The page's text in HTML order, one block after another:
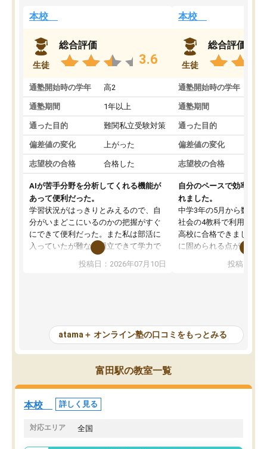
本校
生徒
総合評価
3.6
通塾開始時の学年 高2
通塾期間 1年以上
通った目的 難関私立受験対策
偏差値の変化 上がった
志望校の合格 合格した
AIが苦手分野を分析してくれる機能が
あって便利だった。
学習状況がはっきりとみえるので、自
分がいまどこにいるのかの把握がすぐ
にできて便利だった。また私は部活に
入っていたが難なく両立できて学力で
も部活でも結果を残すことができてよ
かった。また問題演習の際に、自分が
が、自分で自分の管理ができない人に
とっては難しい部分もあるのではない
かと思った。
投稿日：2026年07月10日
本校
生徒
総合評価
通塾開始時の学年
通塾期間
通った目的
偏差値の変化
志望校の合格
自分のペースで効率よく
れました。
中学3年の5月から数学・
社会の4教科で利用し、
高校に合格できました。
に固められる点が魅力で
項目のおかげで、手軽
元数が可視化されるので
しながら意欲的に取り組
常に効果を実感している
すめできる塾です。
投稿日：
atama＋ オンライン塾の口コミをもっとみる
富田駅の教室一覧
本校 詳しく見る
対応エリア 全国